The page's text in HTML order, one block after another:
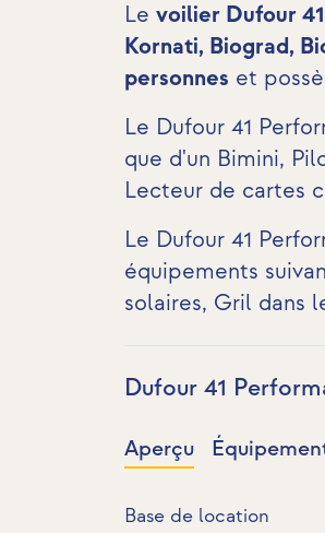
Le voilier Dufour
Kornati, Biograd,
personnes et
Le Dufour 41
que d'un Bimini,
Lecteur de cartes
Le Dufour 41
équipements
solaires, Gril dans
Dufour 41
Aperçu
Base de location